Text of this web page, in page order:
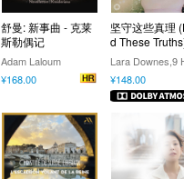
舒曼: 新事曲 - 克莱
斯勒偶记
Adam Laloum
¥168.00
坚守这些真理
d These
olby Atmos)
¥148.00